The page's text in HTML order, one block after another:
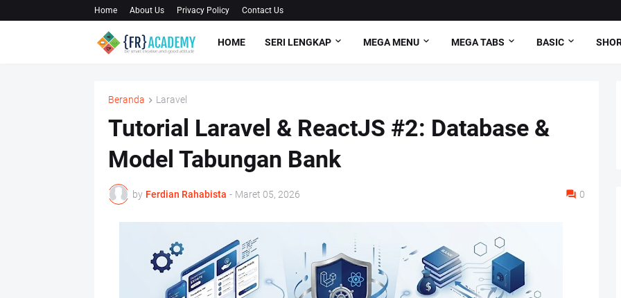
Home About Us Privacy Policy Contact Us
HOME SERI LENGKAP MEGA MENU MEGA TABS BASIC
Beranda Laravel
Tutorial Laravel & ReactJS #2: Database &
Model Tabungan Bank
by Ferdian Rahabista - Maret 05, 2026 0